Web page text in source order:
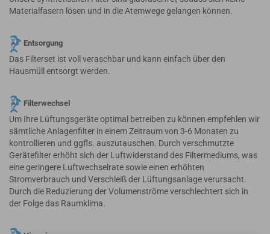
Materialfasern lösen und in die Atemwege gelangen können.
Entsorgung
Das Filterset ist voll veraschbar und kann einfach über den
Hausmüll entsorgt werden.
Filterwechsel
Um Ihre Lüftungsgeräte optimal betreiben zu können empfehlen wir
sämtliche Anlagenfilter in einem Zeitraum von 3-6 Monaten zu
kontrollieren und ggfls. auszutauschen. Durch verschmutzte
Gerätefilter erhöht sich der Luftwiderstand des Filtermediums, was
eine geringere Luftwechselrate sowie einen erhöhten
Stromverbrauch und Verschleiß der Lüftungsanlage verursacht.
Durch die Reduzierung der Volumenströme verschlechtert sich in
der Folge das Raumklima.